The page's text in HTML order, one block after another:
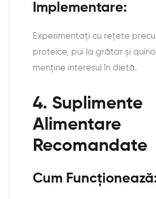
Implementare:
Experimentați cu rețete
proteice, pui la grătar și
menține interesul în dietă.
4. Suplimente
Alimentare
Recomandate
Cum